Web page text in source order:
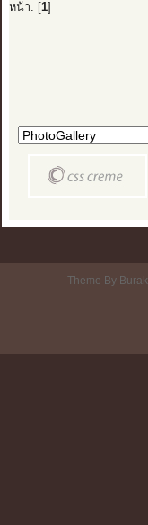
หน้า: [ 1]
Theme By Burak